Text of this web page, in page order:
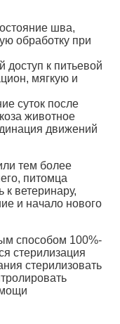
шва,
обработку при
доступ к питьевой
мягкую и
суток после
животное
движений
тем более
питомца
ветеринару,
и начало нового
способом 100%-
стерилизация
стерилизовать